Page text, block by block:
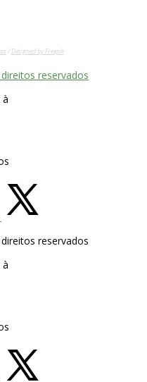
/Designed by Freepik
reservados
à
reservados
à